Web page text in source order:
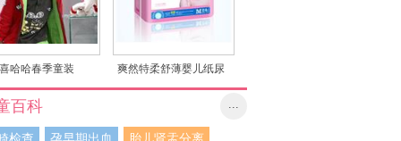
喜哈哈春季童装 爽然特柔舒薄婴儿纸尿
...
百科